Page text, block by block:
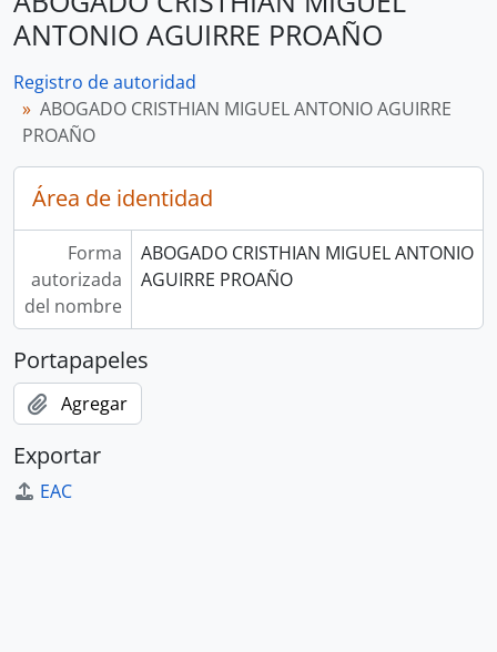
ANTONIO AGUIRRE PROAÑO
Registro de autoridad
ABOGADO CRISTHIAN MIGUEL ANTONIO AGUIRRE
PROAÑO
Área de identidad
Forma
autorizada
del nombre
ABOGADO CRISTHIAN MIGUEL ANTONIO
AGUIRRE PROAÑO
Portapapeles
Agregar
Exportar
EAC